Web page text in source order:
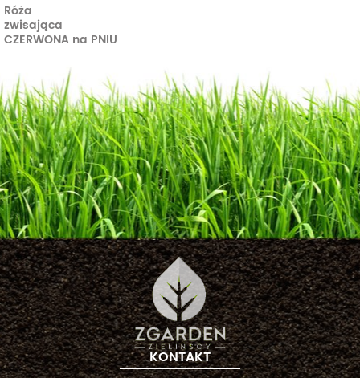
Róża
zwisająca
CZERWONA na PNIU
KONTAKT